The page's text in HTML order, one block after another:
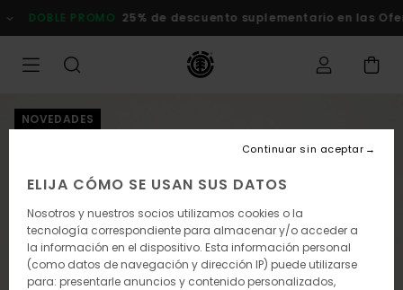
a
la
DOBLE PROMO 25% de descuento suplementario en las
NOVEDADES
ELIJA CÓMO SE USAN SUS DATOS
Nosotros y nuestros socios utilizamos cookies o la
tecnología correspondiente para almacenar y/o acceder a
la información en el dispositivo. Esta información personal
(como datos de navegación y dirección IP) puede utilizarse
para: presentarle anuncios y contenido personalizados,
Continuar sin aceptar